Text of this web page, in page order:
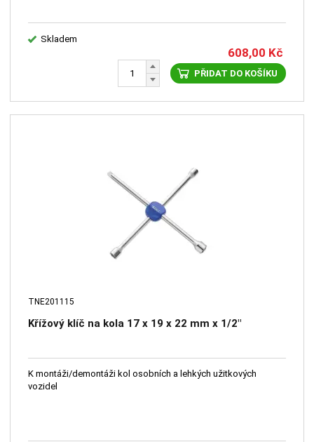
Skladem
608,00 Kč
PŘIDAT DO KOŠÍKU
TNE201115
Křížový klíč na kola 17 x 19 x 22 mm x 1/2"
K montáži/demontáži kol osobních a lehkých užitkových
vozidel